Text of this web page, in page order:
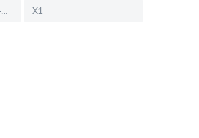
X1 Carbon Touch 20A8-003UGE (14") X1